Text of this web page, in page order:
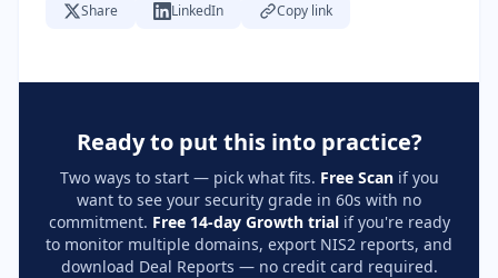
Share LinkedIn Copy link
Ready to put this into practice?
Two ways to start — pick what fits. Free Scanif you
want to see your security grade in 60s with no
commitment. Free 14-day Growth trialif you're ready
to monitor multiple domains, export NIS2 reports, and
download Deal Reports — no credit card required.